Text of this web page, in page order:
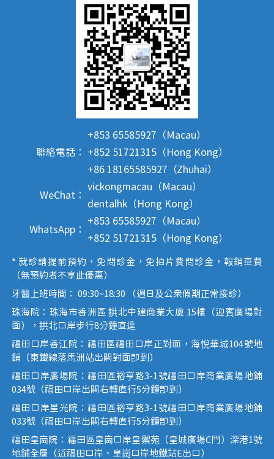
聯絡電話：
+853 65585927（Macau）
+852 51721315（Hong Kong）
+86 18165585927（Zhuhai）
WeChat：
vickongmacau（Macau）
dentalhk（Hong Kong）
WhatsApp：
+853 65585927（Macau）
+852 51721315（Hong Kong）
* 就診請提前預約，免問診金，免拍片費問診金，報銷車費
（無預約者不享此優惠）
牙醫上班時間： 09:30~18:30 （週日及公眾假期正常接診）
珠海院：珠海市香洲區 拱北中建商業大廈 15樓（迎賓廣場對
面），拱北口岸步行8分鐘直達
福田口岸香江院：福田區福田口岸正對面，海悅華城104號地
鋪（東鐵線落馬洲站出關對面即到）
福田口岸廣場院：福田區裕亨路3-1號福田口岸商業廣場地鋪
034號（福田口岸出關右轉直行5分鐘即到）
福田口岸星光院：福田區裕亨路3-1號福田口岸商業廣場地鋪
033號（福田口岸出關右轉直行5分鐘即到）
福田皇崗院：福田區皇崗口岸皇禦苑（皇城廣場C門）深港1號
地鋪全層（近福田口岸、皇崗口岸地鐵站E出口）